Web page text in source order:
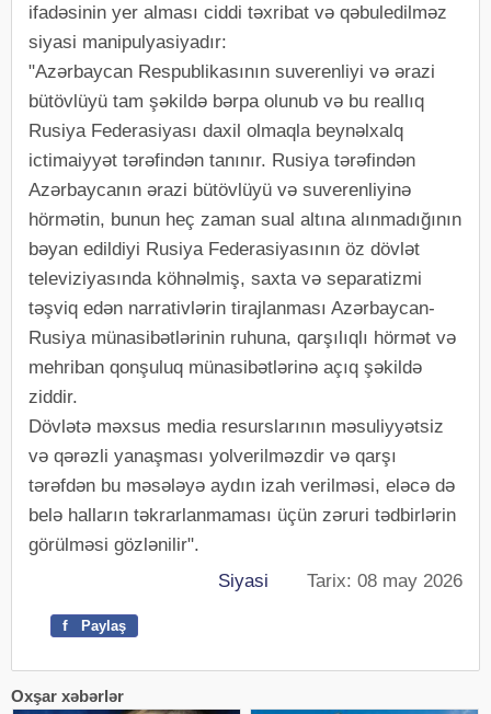
ifadəsinin yer alması ciddi təxribat və qəbuledilməz
siyasi manipulyasiyadır:
"Azərbaycan Respublikasının suverenliyi və ərazi
bütövlüyü tam şəkildə bərpa olunub və bu reallıq
Rusiya Federasiyası daxil olmaqla beynəlxalq
ictimaiyyət tərəfindən tanınır. Rusiya tərəfindən
Azərbaycanın ərazi bütövlüyü və suverenliyinə
hörmətin, bunun heç zaman sual altına alınmadığının
bəyan edildiyi Rusiya Federasiyasının öz dövlət
televiziyasında köhnəlmiş, saxta və separatizmi
təşviq edən narrativlərin tirajlanması Azərbaycan-
Rusiya münasibətlərinin ruhuna, qarşılıqlı hörmət və
mehriban qonşuluq münasibətlərinə açıq şəkildə
ziddir.
Dövlətə məxsus media resurslarının məsuliyyətsiz
və qərəzli yanaşması yolverilməzdir və qarşı
tərəfdən bu məsələyə aydın izah verilməsi, eləcə də
belə halların təkrarlanmaması üçün zəruri tədbirlərin
görülməsi gözlənilir".
Siyasi Tarix: 08 may 2026
f Paylaş
Oxşar xəbərlər